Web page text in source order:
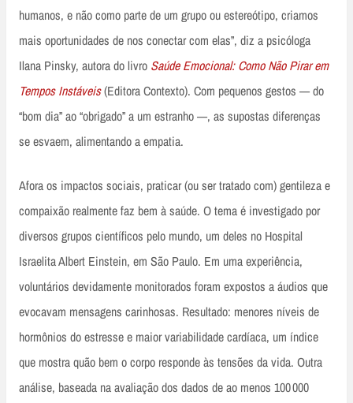
humanos, e não como parte de um grupo ou estereótipo, criamos
mais oportunidades de nos conectar com elas”, diz a psicóloga
Ilana Pinsky, autora do livro Saúde Emocional: Como Não Pirar em
Tempos Instáveis(Editora Contexto). Com pequenos gestos — do
“bom dia” ao “obrigado” a um estranho —, as supostas diferenças
se esvaem, alimentando a empatia.
Afora os impactos sociais, praticar (ou ser tratado com) gentileza e
compaixão realmente faz bem à saúde. O tema é investigado por
diversos grupos científicos pelo mundo, um deles no Hospital
Israelita Albert Einstein, em São Paulo. Em uma experiência,
voluntários devidamente monitorados foram expostos a áudios que
evocavam mensagens carinhosas. Resultado: menores níveis de
hormônios do estresse e maior variabilidade cardíaca, um índice
que mostra quão bem o corpo responde às tensões da vida. Outra
análise, baseada na avaliação dos dados de ao menos 100 000